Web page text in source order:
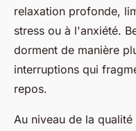
relaxation profonde,
stress ou à l'anxiété.
dorment de manière
interruptions qui
repos.
Au niveau de la